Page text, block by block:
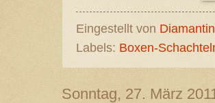
Eingestellt von Diamantin
Labels: Boxen-
Sonntag, 27. März